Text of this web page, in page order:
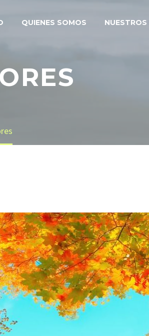
QUIENES SOMOS